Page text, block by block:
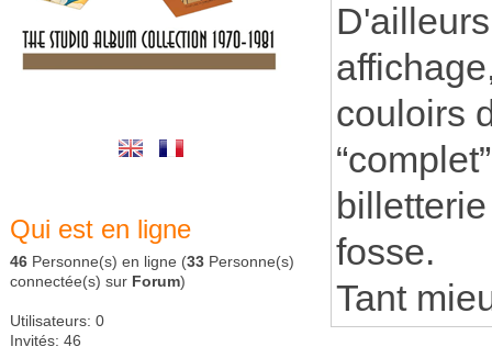
Qui est en ligne
46 Personne(s) en ligne (33 Personne(s)
connectée(s) sur Forum)
Utilisateurs: 0
Invités: 46
couloirs
fosse.
Tant